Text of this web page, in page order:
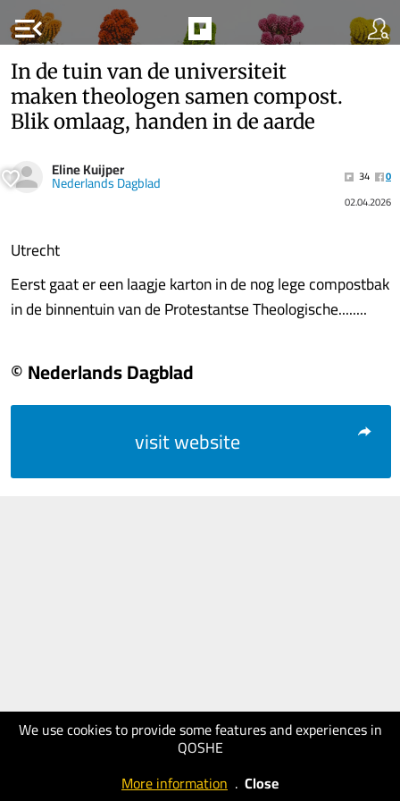
menu_open
We use cookies to provide some features and experiences in
QOSHE
More information . Close
In de tuin van de universiteit
maken theologen samen compost.
Blik omlaag, handen in de aarde
Eline Kuijper
Nederlands Dagblad 34
0
02.04.2026
Utrecht
Eerst gaat er een laagje karton in de nog lege compostbak
in de binnentuin van de Protestantse Theologische........
© Nederlands Dagblad
visit website